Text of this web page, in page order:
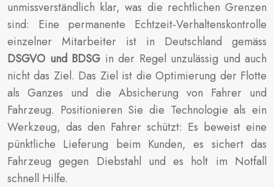
unmissverständlich klar, was die rechtlichen Grenzen
sind: Eine permanente Echtzeit-Verhaltenskontrolle
einzelner Mitarbeiter ist in Deutschland gemäss
DSGVO und BDSG in der Regel unzulässig und auch
nicht das Ziel. Das Ziel ist die Optimierung der Flotte
als Ganzes und die Absicherung von Fahrer und
Fahrzeug. Positionieren Sie die Technologie als ein
Werkzeug, das den Fahrer schützt: Es beweist eine
pünktliche Lieferung beim Kunden, es sichert das
Fahrzeug gegen Diebstahl und es holt im Notfall
schnell Hilfe.